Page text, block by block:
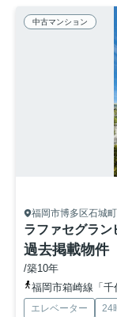
中古マンション
福岡市博多区石城町
ラファセグラン
過去掲載物件
/築10年
福岡市箱崎線「
エレベーター 24